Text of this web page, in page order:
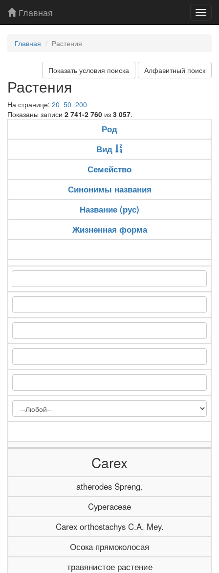
Главная
Главная Растения
Показать условия поиска Алфавитный поиск
Растения
На странице: 20 50 200
Показаны записи 2 741-2 760 из 3 057.
Род
Вид
Семейство
Синонимы названия
Название (рус)
Жизненная форма
Carex
atherodes Spreng.
Cyperaceae
Carex orthostachys C.A. Mey.
Осока прямоколосая
травянистое растение